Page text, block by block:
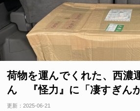
荷物を運んでくれた、西濃
ん 『怪力』に「凄すぎんか
更新： 2025-06-21